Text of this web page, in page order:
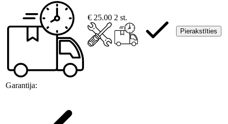
Garantija:
€ 25.00 2 st.
Pierakstīties